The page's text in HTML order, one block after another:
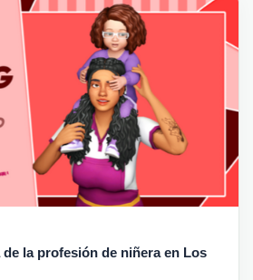
la profesión de niñera en Los